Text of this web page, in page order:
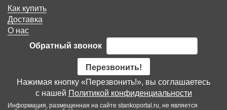
Как купить
Доставка
О нас
Обратный звонок
Перезвонить!
Нажимая кнопку «Перезвонить!», вы соглашаетесь
с нашей Политикой конфиденциальности
Информация, размещенная на сайте stankoportal.ru, не является